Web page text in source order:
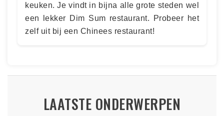
keuken. Je vindt in bijna alle grote steden wel
een lekker Dim Sum restaurant. Probeer het
zelf uit bij een Chinees restaurant!
LAATSTE ONDERWERPEN